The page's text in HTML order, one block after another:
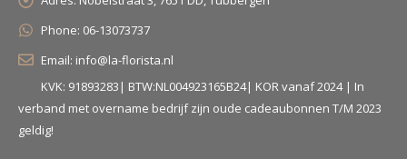
Phone: 06-13073737
Email: info@la-florista.nl
KVK: 91893283| BTW:NL004923165B24| KOR vanaf 2024 | In
verband met overname bedrijf zijn oude cadeaubonnen T/M 2023
geldig!